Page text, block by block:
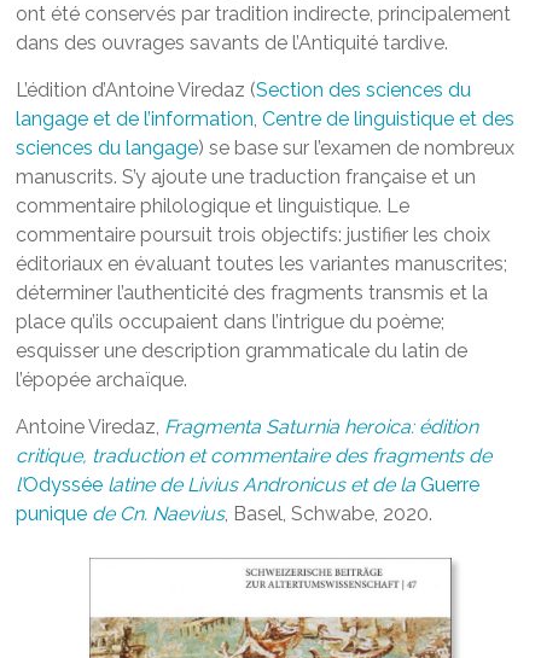
ont été conservés par tradition indirecte, principalement
dans des ouvrages savants de l’Antiquité tardive.
L’édition d’Antoine Viredaz (Section des sciences du
langage et de l’information,Centre de linguistique et des
sciences du langage) se base sur l’examen de nombreux
manuscrits. S’y ajoute une traduction française et un
commentaire philologique et linguistique. Le
commentaire poursuit trois objectifs: justifier les choix
éditoriaux en évaluant toutes les variantes manuscrites;
déterminer l’authenticité des fragments transmis et la
place qu’ils occupaient dans l’intrigue du poème;
esquisser une description grammaticale du latin de
l’épopée archaïque.
Antoine Viredaz, Fragmenta Saturnia heroica: édition
critique, traduction et commentaire des fragments de
l’Odyssée latine de Livius Andronicus et de laGuerre
punique de Cn. Naevius, Basel, Schwabe, 2020.